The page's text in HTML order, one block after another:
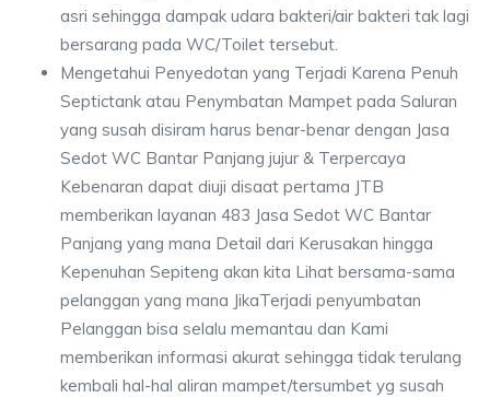
asri sehingga dampak udara bakteri/air bakteri tak lagi
bersarang pada WC/Toilet tersebut.
Mengetahui Penyedotan yang Terjadi Karena Penuh
Septictank atau Penymbatan Mampet pada Saluran
yang susah disiram harus benar-benar dengan Jasa
Sedot WC Bantar Panjang jujur & Terpercaya
Kebenaran dapat diuji disaat pertama JTB
memberikan layanan 483 Jasa Sedot WC Bantar
Panjang yang mana Detail dari Kerusakan hingga
Kepenuhan Sepiteng akan kita Lihat bersama-sama
pelanggan yang mana JikaTerjadi penyumbatan
Pelanggan bisa selalu memantau dan Kami
memberikan informasi akurat sehingga tidak terulang
kembali hal-hal aliran mampet/tersumbet yg susah